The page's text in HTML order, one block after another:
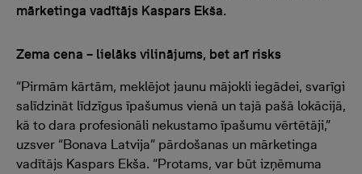
mārketinga vadītājs Kaspars Ekša.
Zema cena – lielāks vilinājums, bet arī risks
“Pirmām kārtām, meklējot jaunu mājokli iegādei, svarīgi
salīdzināt līdzīgus īpašumus vienā un tajā pašā lokācijā,
kā to dara profesionāli nekustamo īpašumu vērtētāji,”
uzsver “Bonava Latvija” pārdošanas un mārketinga
vadītājs Kaspars Ekša. “Protams, var būt izņēmuma